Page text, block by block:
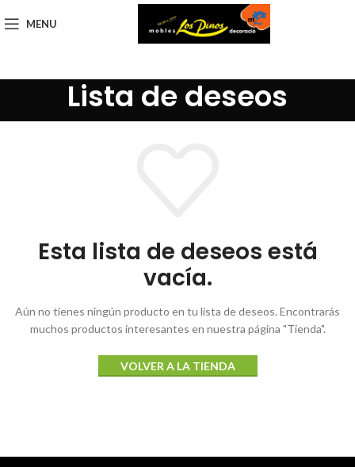
MENU
Lista de deseos
Esta lista de deseos está
vacía.
Aún no tienes ningún producto en tu lista de deseos. Encontrarás
muchos productos interesantes en nuestra página "Tienda".
VOLVER A LA TIENDA